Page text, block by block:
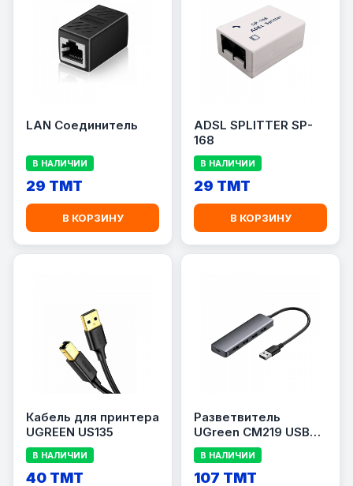
LAN Соединитель
В НАЛИЧИИ
29 TMT
В КОРЗИНУ
ADSL SPLITTER SP-
168
В НАЛИЧИИ
29 TMT
В КОРЗИНУ
Кабель для принтера
UGREEN US135
В НАЛИЧИИ
40 TMT
Разветвитель
UGreen CM219 USB
3.0
В НАЛИЧИИ
107 TMT